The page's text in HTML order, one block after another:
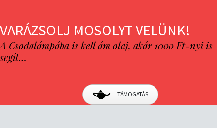
VARÁZSOLJ MOSOLYT VELÜNK!
A Csodalámpába is kell ám olaj, akár 1000 Ft-nyi is
segít…
TÁMOGATÁS